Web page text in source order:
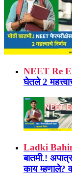
NEET Re
घेतले 2
Ladki
बातमी.!
काय म्हणाले?